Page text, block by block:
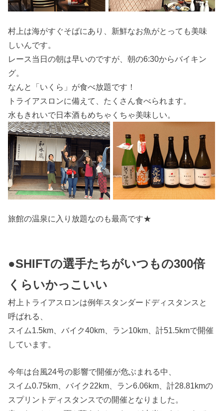
村上は海がすぐそばにあり、新鮮なお魚がとっても美味
しいんです。
レース当日の朝は早いのですが、朝の6:30からバイキン
グ。
なんと「いくら」が食べ放題です！
トライアスロンに備えて、たくさん食べられます。
水もきれいで日本酒もめちゃくちゃ美味しい。
旅館の温泉に入り放題なのも最高です★
●SHIFTの選手たちがいつもの300倍
くらいかっこいい
村上トライアスロンは例年スタンダードディスタンスと
呼ばれる、
スイム1.5km、バイク40km、ラン10km、計51.5kmで開催
しています。
今年は台風24号の影響で開催が危ぶまれる中、
スイム0.75km、バイク22km、ラン6.06km、計28.81kmの
スプリントディスタンスでの開催となりました。